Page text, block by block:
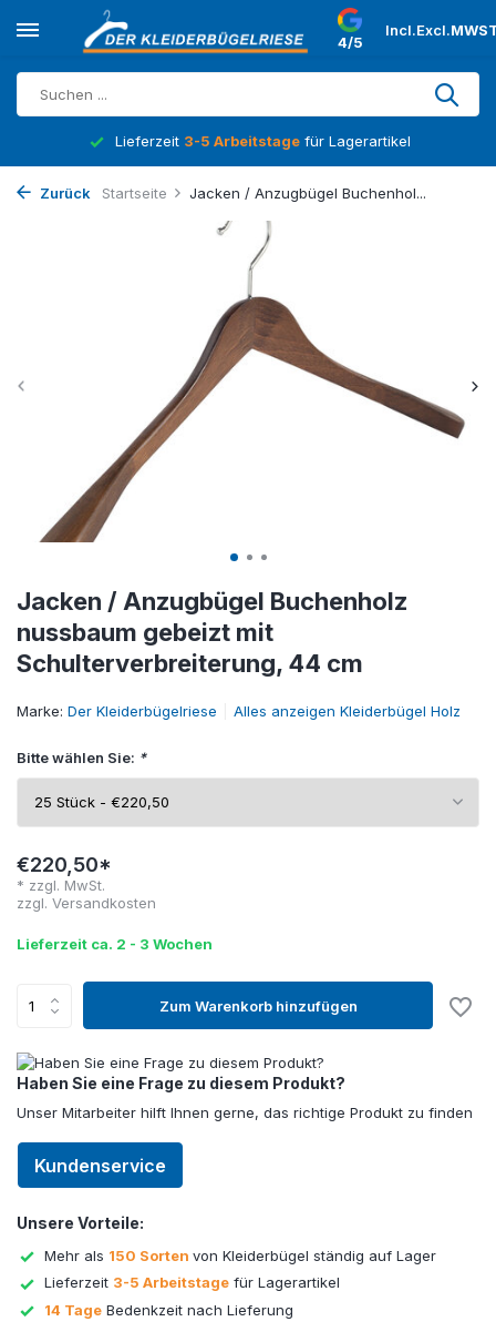
4/5
Incl.Excl.
Lieferzeit 3-5 Arbeitstage für Lagerartikel
Zurück Startseite Jacken / Anzugbügel Buchenhol...
Jacken / Anzugbügel Buchenholz
nussbaum gebeizt mit
Schulterverbreiterung, 44 cm
Marke: Der Kleiderbügelriese Alles anzeigen Kleiderbügel Holz
Bitte wählen Sie: *
€220,50*
* zzgl. MwSt.
zzgl. Versandkosten
Lieferzeit ca. 2 - 3 Wochen
Zum Warenkorb hinzufügen
Haben Sie eine Frage zu diesem Produkt?
Unser Mitarbeiter hilft Ihnen gerne, das richtige Produkt zu finden
Kundenservice
Unsere Vorteile:
Mehr als 150 Sorten von Kleiderbügel ständig auf Lager
Lieferzeit 3-5 Arbeitstage für Lagerartikel
14 Tage Bedenkzeit nach Lieferung